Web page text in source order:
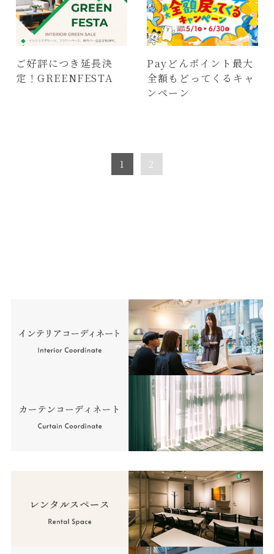
ご好評につき延長決
定！GREENFESTA
Payどんポイント最大
全額もどってくるキャ
ンペーン
1 2